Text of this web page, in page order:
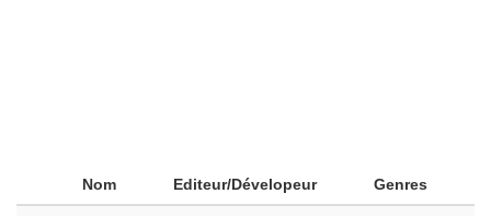
Nom Editeur/Dévelopeur Genres